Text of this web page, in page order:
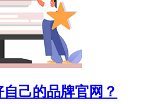
己的品牌官网？